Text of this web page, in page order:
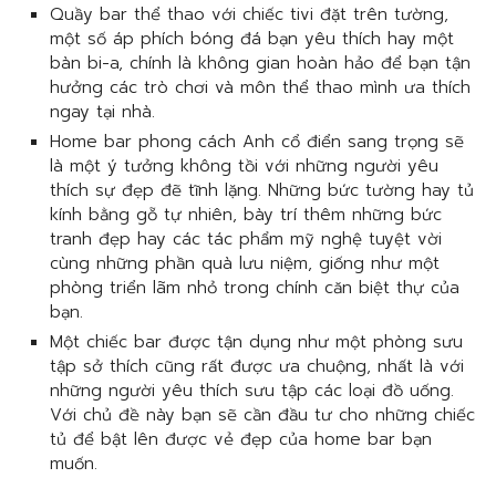
Quầy bar thể thao với chiếc tivi đặt trên tường,
một số áp phích bóng đá bạn yêu thích hay một
bàn bi-a, chính là không gian hoàn hảo để bạn tận
hưởng các trò chơi và môn thể thao mình ưa thích
ngay tại nhà.
Home bar phong cách Anh cổ điển sang trọng sẽ
là một ý tưởng không tồi với những người yêu
thích sự đẹp đẽ tĩnh lặng. Những bức tường hay tủ
kính bằng gỗ tự nhiên, bày trí thêm những bức
tranh đẹp hay các tác phẩm mỹ nghệ tuyệt vời
cùng những phần quà lưu niệm, giống như một
phòng triển lãm nhỏ trong chính căn biệt thự của
bạn.
Một chiếc bar được tận dụng như một phòng sưu
tập sở thích cũng rất được ưa chuộng, nhất là với
những người yêu thích sưu tập các loại đồ uống.
Với chủ đề này bạn sẽ cần đầu tư cho những chiếc
tủ để bật lên được vẻ đẹp của home bar bạn
muốn.